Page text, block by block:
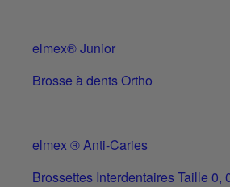
elmex® Junior
Brosse à dents Ortho
elmex ® Anti-Caries
Brossettes Interdentaires Taille 0,